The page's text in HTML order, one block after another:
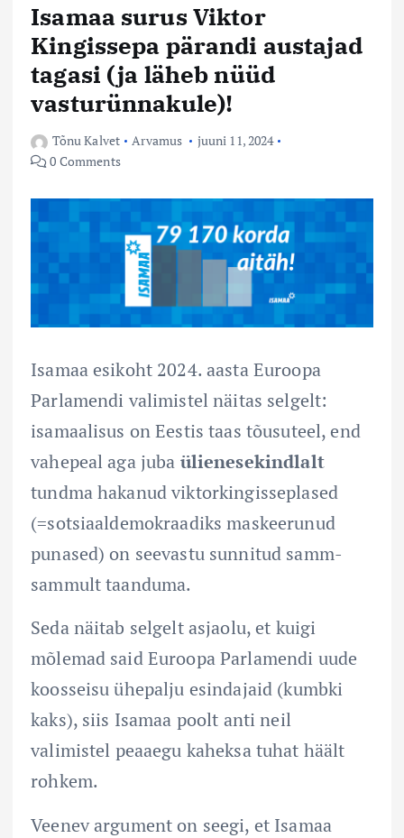
Isamaa surus Viktor
Kingissepa pärandi austajad
tagasi (ja läheb nüüd
vasturünnakule)!
Tõnu Kalvet Arvamus
juuni 11, 2024
0 Comments
Isamaa esikoht 2024. aasta Euroopa
Parlamendi valimistel näitas selgelt:
isamaalisus on Eestis taas tõusuteel, end
vahepeal aga juba ülienesekindlalt
tundma hakanud viktorkingisseplased
(=sotsiaaldemokraadiks maskeerunud
punased) on seevastu sunnitud samm-
sammult taanduma.
Seda näitab selgelt asjaolu, et kuigi
mõlemad said Euroopa Parlamendi uude
koosseisu ühepalju esindajaid (kumbki
kaks), siis Isamaa poolt anti neil
valimistel peaaegu kaheksa tuhat häält
rohkem.
Veenev argument on seegi, et Isamaa